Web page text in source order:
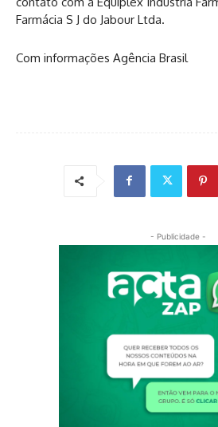
Farmácia S J do Jabour Ltda.
Com informações Agência Brasil
- Publicidade -